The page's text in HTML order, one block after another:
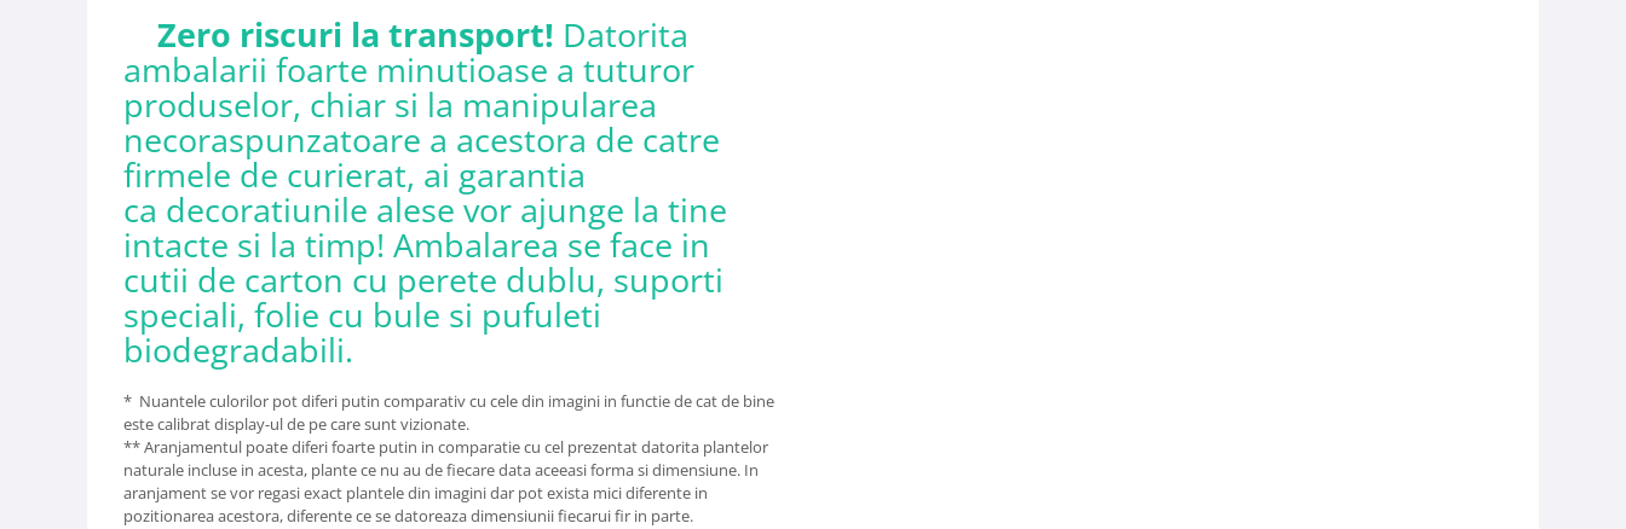
Zero riscuri la transport! Datorita
ambalarii foarte minutioase a tuturor
produselor, chiar si la manipularea
necoraspunzatoare a acestora de catre
firmele de curierat, ai garantia
ca decoratiunile alese vor ajunge la tine
intacte si la timp! Ambalarea se face in
cutii de carton cu perete dublu, suporti
speciali, folie cu bule si pufuleti
biodegradabili.
* Nuantele culorilor pot diferi putin comparativ cu cele din imagini in functie de cat de bine
este calibrat display-ul de pe care sunt vizionate.
** Aranjamentul poate diferi foarte putin in comparatie cu cel prezentat datorita plantelor
naturale incluse in acesta, plante ce nu au de fiecare data aceeasi forma si dimensiune. In
aranjament se vor regasi exact plantele din imagini dar pot exista mici diferente in
pozitionarea acestora, diferente ce se datoreaza dimensiunii fiecarui fir in parte.